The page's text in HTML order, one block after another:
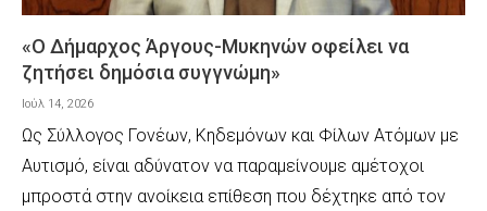
«Ο Δήμαρχος Άργους-Μυκηνών οφείλει να
ζητήσει δημόσια συγγνώμη»
Ιούλ 14, 2026
Ως Σύλλογος Γονέων, Κηδεμόνων και Φίλων Ατόμων με
Αυτισμό, είναι αδύνατον να παραμείνουμε αμέτοχοι
μπροστά στην ανοίκεια επίθεση που δέχτηκε από τον